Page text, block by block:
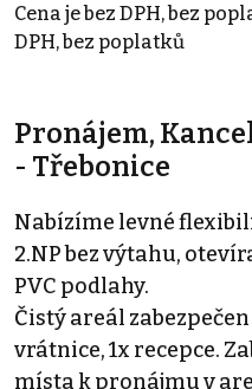
Cena je bez DPH, bez
DPH, bez poplatků
Pronájem,
- Třebonice
Nabízíme levné
2.NP bez výtahu,
PVC podlahy.
Čistý areál
vrátnice, 1x recepce.
místa k pronájmu v